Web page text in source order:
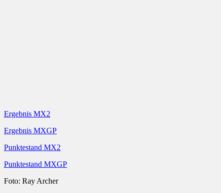
Ergebnis MX2
Ergebnis MXGP
Punktestand MX2
Punktestand MXGP
Foto: Ray Archer